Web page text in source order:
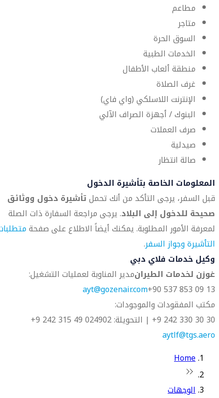
مطاعم
متاجر
السوق الحرة
الخدمات الطبية
منطقة ألعاب الأطفال
غرف الصلاة
الإنترنت اللاسلكي (واي فاي)
البنوك / أجهزة الصراف الآلي
صرف العملات
صيدلية
صالة انتظار
المعلومات الخاصة بتأشيرة الدخول
قبل السفر، يرجى التأكد من أنك تحملتأشيرة دخول ووثائق
صحيحة للدخول إلى البلاد. يرجى مراجعة السفارة ذات الصلة
لمعرفة الأمور المطلوبة. يمكنك أيضاً الاطلاع على صفحة
التأشيرة وجواز السفر.
وكيل خدمات فلاي دبي
غوزن لخدمات الطيرانمدير المناوبة لعمليات التشغيل:
13 09 853 537 90+
ayt@gozenair.com
مكتب المفقودات والموجودات:
30 30 330 242 9+ | التحويلة: 4902
02 49 315 242 9+
aytlf@tgs.aero
Home
الوجهات